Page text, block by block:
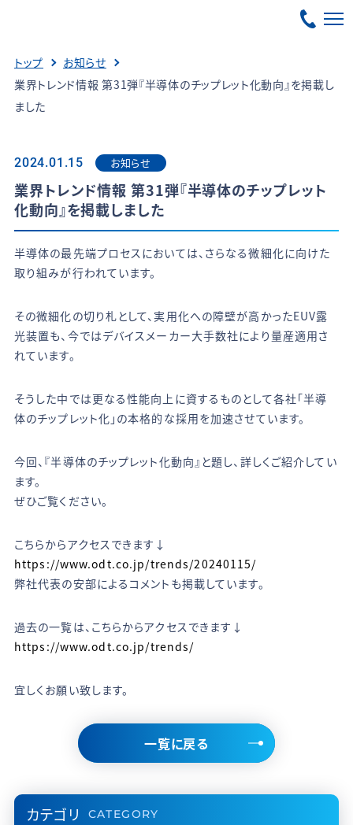
トップ
お知らせ
業界トレンド情報 第31弾『半導体のチップレット化動向』を掲載し
ました
2024.01.15 お知らせ
業界トレンド情報 第31弾『半導体のチップレット
化動向』を掲載しました
半導体の最先端プロセスにおいては、さらなる微細化に向けた
取り組みが行われています。
その微細化の切り札として、実用化への障壁が高かったEUV露
光装置も、今ではデバイスメーカー大手数社により量産適用さ
れています。
そうした中では更なる性能向上に資するものとして各社「半導
体のチップレット化」の本格的な採用を加速させています。
今回、『半導体のチップレット化動向』と題し、詳しくご紹介してい
ます。
ぜひご覧ください。
こちらからアクセスできます↓
https://www.odt.co.jp/trends/20240115/
弊社代表の安部によるコメントも掲載しています。
過去の一覧は、こちらからアクセスできます↓
https://www.odt.co.jp/trends/
宜しくお願い致します。
一覧に戻る
カテゴリ CATEGORY